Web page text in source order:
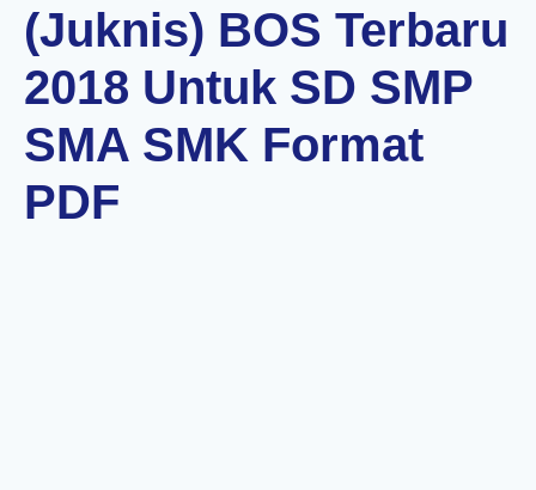
(Juknis) BOS Terbaru
2018 Untuk SD SMP
SMA SMK Format
PDF